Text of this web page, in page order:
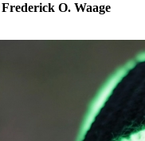
O. Waage